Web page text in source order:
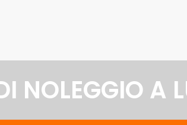
NOLEGGIO A